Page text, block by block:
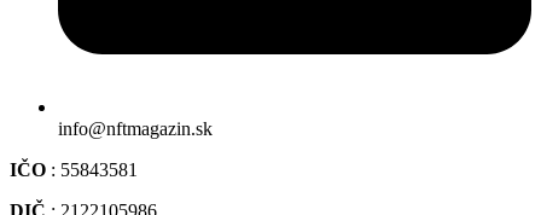
info@nftmagazin.sk
IČO : 55843581
DIČ : 2122105986